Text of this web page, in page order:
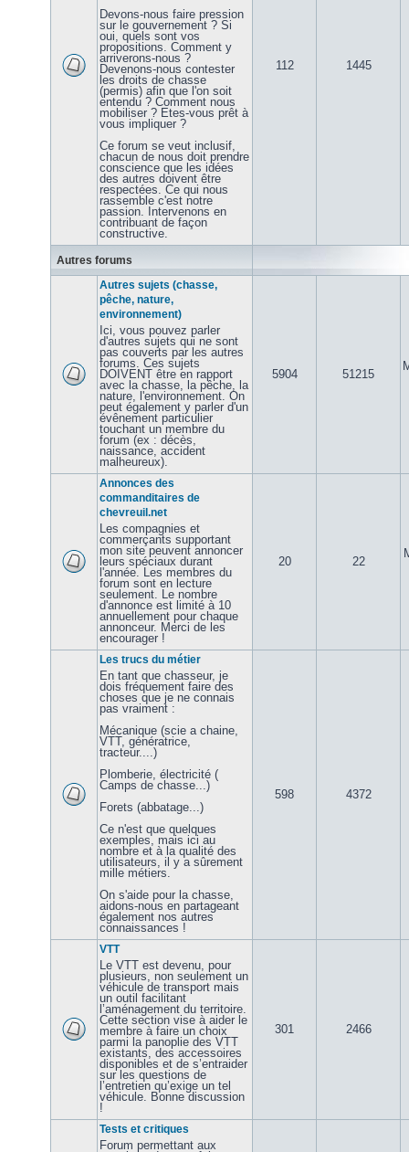
Devons-nous faire pression
sur le gouvernement ? Si
oui, quels sont vos
propositions. Comment y
arriverons-nous ?
Devenons-nous contester
les droits de chasse
(permis) afin que l'on soit
entendu ? Comment nous
mobiliser ? Etes-vous prêt à
vous impliquer ?
Ce forum se veut inclusif,
chacun de nous doit prendre
conscience que les idées
des autres doivent être
respectées. Ce qui nous
rassemble c'est notre
passion. Intervenons en
contribuant de façon
constructive.
112 1445
Autres forums
Autres sujets (chasse,
pêche, nature,
environnement)
Ici, vous pouvez parler
d'autres sujets qui ne sont
pas couverts par les autres
forums. Ces sujets
DOIVENT être en rapport
avec la chasse, la pêche, la
nature, l'environnement. On
peut également y parler d'un
évênement particulier
touchant un membre du
forum (ex : décès,
naissance, accident
malheureux).
5904 51215
Annonces des
commanditaires de
chevreuil.net
Les compagnies et
commerçants supportant
mon site peuvent annoncer
leurs spéciaux durant
l'année. Les membres du
forum sont en lecture
seulement. Le nombre
d'annonce est limité à 10
annuellement pour chaque
annonceur. Merci de les
encourager !
20 22
Les trucs du métier
En tant que chasseur, je
dois fréquement faire des
choses que je ne connais
pas vraiment :
Mécanique (scie a chaine,
VTT, génératrice,
tracteur....)
Plomberie, électricité (
Camps de chasse...)
Forets (abbatage...)
Ce n'est que quelques
exemples, mais ici au
nombre et à la qualité des
utilisateurs, il y a sûrement
mille métiers.
On s'aide pour la chasse,
aidons-nous en partageant
également nos autres
connaissances !
598 4372
VTT
Le VTT est devenu, pour
plusieurs, non seulement un
véhicule de transport mais
un outil facilitant
l’aménagement du territoire.
Cette section vise à aider le
membre à faire un choix
parmi la panoplie des VTT
existants, des accessoires
disponibles et de s’entraider
sur les questions de
l’entretien qu’exige un tel
véhicule. Bonne discussion
!
301 2466
Tests et critiques
Forum permettant aux